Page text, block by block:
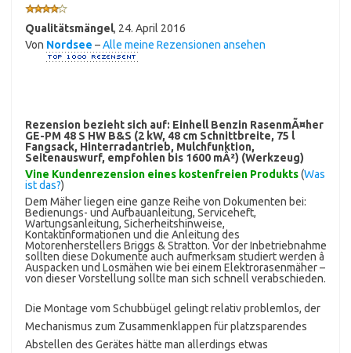
Qualitätsmängel, 24. April 2016
Von Nordsee –Alle meine Rezensionen ansehen
Rezension bezieht sich auf: Einhell Benzin RasenmÃ¤her
GE-PM 48 S HW B&S (2 kW, 48 cm Schnittbreite, 75 l
Fangsack, Hinterradantrieb, Mulchfunktion,
Seitenauswurf, empfohlen bis 1600 mÂ²) (Werkzeug)
Vine Kundenrezension eines kostenfreien Produkts(Was
ist das?)
Dem Mäher liegen eine ganze Reihe von Dokumenten bei:
Bedienungs- und Aufbauanleitung, Serviceheft,
Wartungsanleitung, Sicherheitshinweise,
Kontaktinformationen und die Anleitung des
Motorenherstellers Briggs & Stratton. Vor der Inbetriebnahme
sollten diese Dokumente auch aufmerksam studiert werden â
Auspacken und Losmähen wie bei einem Elektrorasenmäher –
von dieser Vorstellung sollte man sich schnell verabschieden.
Die Montage vom Schubbügel gelingt relativ problemlos, der
Mechanismus zum Zusammenklappen für platzsparendes
Abstellen des Gerätes hätte man allerdings etwas